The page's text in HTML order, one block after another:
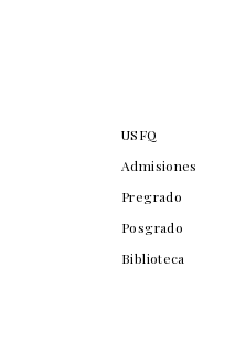
USFQ
Admisiones
Pregrado
Posgrado
Biblioteca